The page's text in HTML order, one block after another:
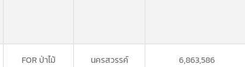
FOR ป่าไม้ นครสวรรค์ 6,863,586